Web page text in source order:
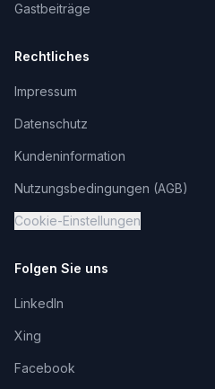
Gastbeiträge
Rechtliches
Impressum
Datenschutz
Kundeninformation
Nutzungsbedingungen (AGB)
Cookie-Einstellungen
Folgen Sie uns
LinkedIn
Xing
Facebook